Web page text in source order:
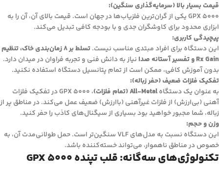
قیمت بسیار بالا (سرمایه‌گذاری سنگین):
GPX 5000 یکی از گران‌ترین فلزیاب‌ها در جهان است. قیمت بالای آن، آن را به
ابزاری محدود برای کاوشگران جدی و با بودجه کافی تبدیل می‌کند.
پیچیدگی کاربری:
این دستگاه برای افراد مبتدی مناسب نیست.
تسلط بر 8 زمان‌بندی خاک، تنظیم
Rx Gain و تفسیر آستانه صدا
نیاز به دانش فنی و تجربه فراوان در میدان دارد.
بدون آموزش کافی، ممکن است از تمام پتانسیل دستگاه استفاده نکنید.
تفکیک فلزات ضعیف (حفر زباله):
به عنوان یک دستگاهAll-Metal (تمام فلزات)
، GPX 5000 در تفکیک فلزات
آهنی (بی‌ارزش) از فلزات غیرآهنی (باارزش) ضعیف عمل می‌کند. در مناطق پر از
زباله، شما مجبور خواهید بود بسیاری از سیگنال‌های کاذب را حفر کنید.
وزن و حجم:
این دستگاه نسبت به مدل‌های VLF سنگین‌تر است. حمل طولانی‌مدت آن، به
خصوص در مناطق ناهموار، می‌تواند خسته‌کننده باشد.
تکنولوژی‌های سه‌گانه: قلب تپنده GPX 5000